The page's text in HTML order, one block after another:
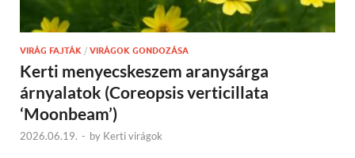
VIRÁG FAJTÁK / VIRÁGOK GONDOZÁSA
Kerti menyecskeszem aranysárga
árnyalatok (Coreopsis verticillata
‘Moonbeam’)
2026.06.19. - by Kerti virágok